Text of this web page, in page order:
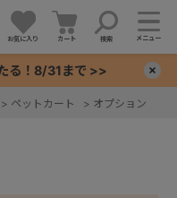
お気に入り カート 検索 メニュー
る！8/31まで >>
> ペットカート > オプション